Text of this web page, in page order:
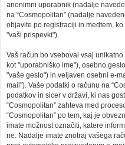
anonimni uporabnik (nadalje
na “Cosmopolitan” (nadalje
objavite po registraciji in medtem,
"vaši prispevki").
Vaš račun bo vseboval vsaj
kot "uporabniško ime"), osebno
"vaše geslo") in veljaven osebni e-
mail"). Vaše podatki o računu na
podatkov in sicer v državi, ki nas
“Cosmopolitan” zahteva med
“Cosmopolitan” po tem, kaj je
imate možnost označiti, katere
ne. Nadalje imate znotraj vašega